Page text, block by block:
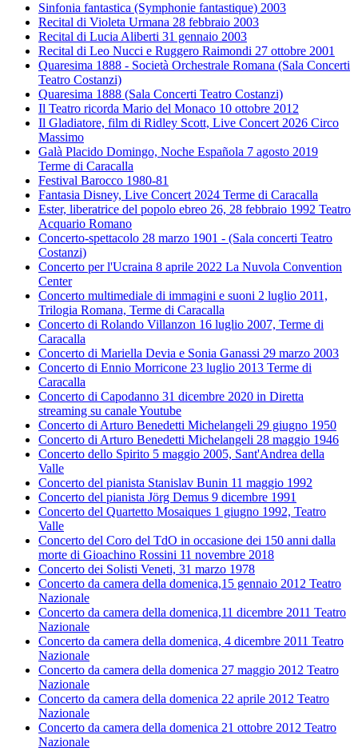
Sinfonia fantastica (Symphonie fantastique) 2003
Recital di Violeta Urmana 28 febbraio 2003
Recital di Lucia Aliberti 31 gennaio 2003
Recital di Leo Nucci e Ruggero Raimondi 27 ottobre 2001
Quaresima 1888 - Società Orchestrale Romana (Sala Concerti
Teatro Costanzi)
Quaresima 1888 (Sala Concerti Teatro Costanzi)
Il Teatro ricorda Mario del Monaco 10 ottobre 2012
Il Gladiatore, film di Ridley Scott, Live Concert 2026 Circo
Massimo
Galà Placido Domingo, Noche Española 7 agosto 2019
Terme di Caracalla
Festival Barocco 1980-81
Fantasia Disney, Live Concert 2024 Terme di Caracalla
Ester, liberatrice del popolo ebreo 26, 28 febbraio 1992 Teatro
Acquario Romano
Concerto-spettacolo 28 marzo 1901 - (Sala concerti Teatro
Costanzi)
Concerto per l'Ucraina 8 aprile 2022 La Nuvola Convention
Center
Concerto multimediale di immagini e suoni 2 luglio 2011,
Trilogia Romana, Terme di Caracalla
Concerto di Rolando Villanzon 16 luglio 2007, Terme di
Caracalla
Concerto di Mariella Devia e Sonia Ganassi 29 marzo 2003
Concerto di Ennio Morricone 23 luglio 2013 Terme di
Caracalla
Concerto di Capodanno 31 dicembre 2020 in Diretta
streaming su canale Youtube
Concerto di Arturo Benedetti Michelangeli 29 giugno 1950
Concerto di Arturo Benedetti Michelangeli 28 maggio 1946
Concerto dello Spirito 5 maggio 2005, Sant'Andrea della
Valle
Concerto del pianista Stanislav Bunin 11 maggio 1992
Concerto del pianista Jörg Demus 9 dicembre 1991
Concerto del Quartetto Mosaiques 1 giugno 1992, Teatro
Valle
Concerto del Coro del TdO in occasione dei 150 anni dalla
morte di Gioachino Rossini 11 novembre 2018
Concerto dei Solisti Veneti, 31 marzo 1978
Concerto da camera della domenica,15 gennaio 2012 Teatro
Nazionale
Concerto da camera della domenica,11 dicembre 2011 Teatro
Nazionale
Concerto da camera della domenica, 4 dicembre 2011 Teatro
Nazionale
Concerto da camera della domenica 27 maggio 2012 Teatro
Nazionale
Concerto da camera della domenica 22 aprile 2012 Teatro
Nazionale
Concerto da camera della domenica 21 ottobre 2012 Teatro
Nazionale